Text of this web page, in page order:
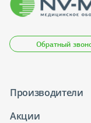
Обратный
Производители
Акции